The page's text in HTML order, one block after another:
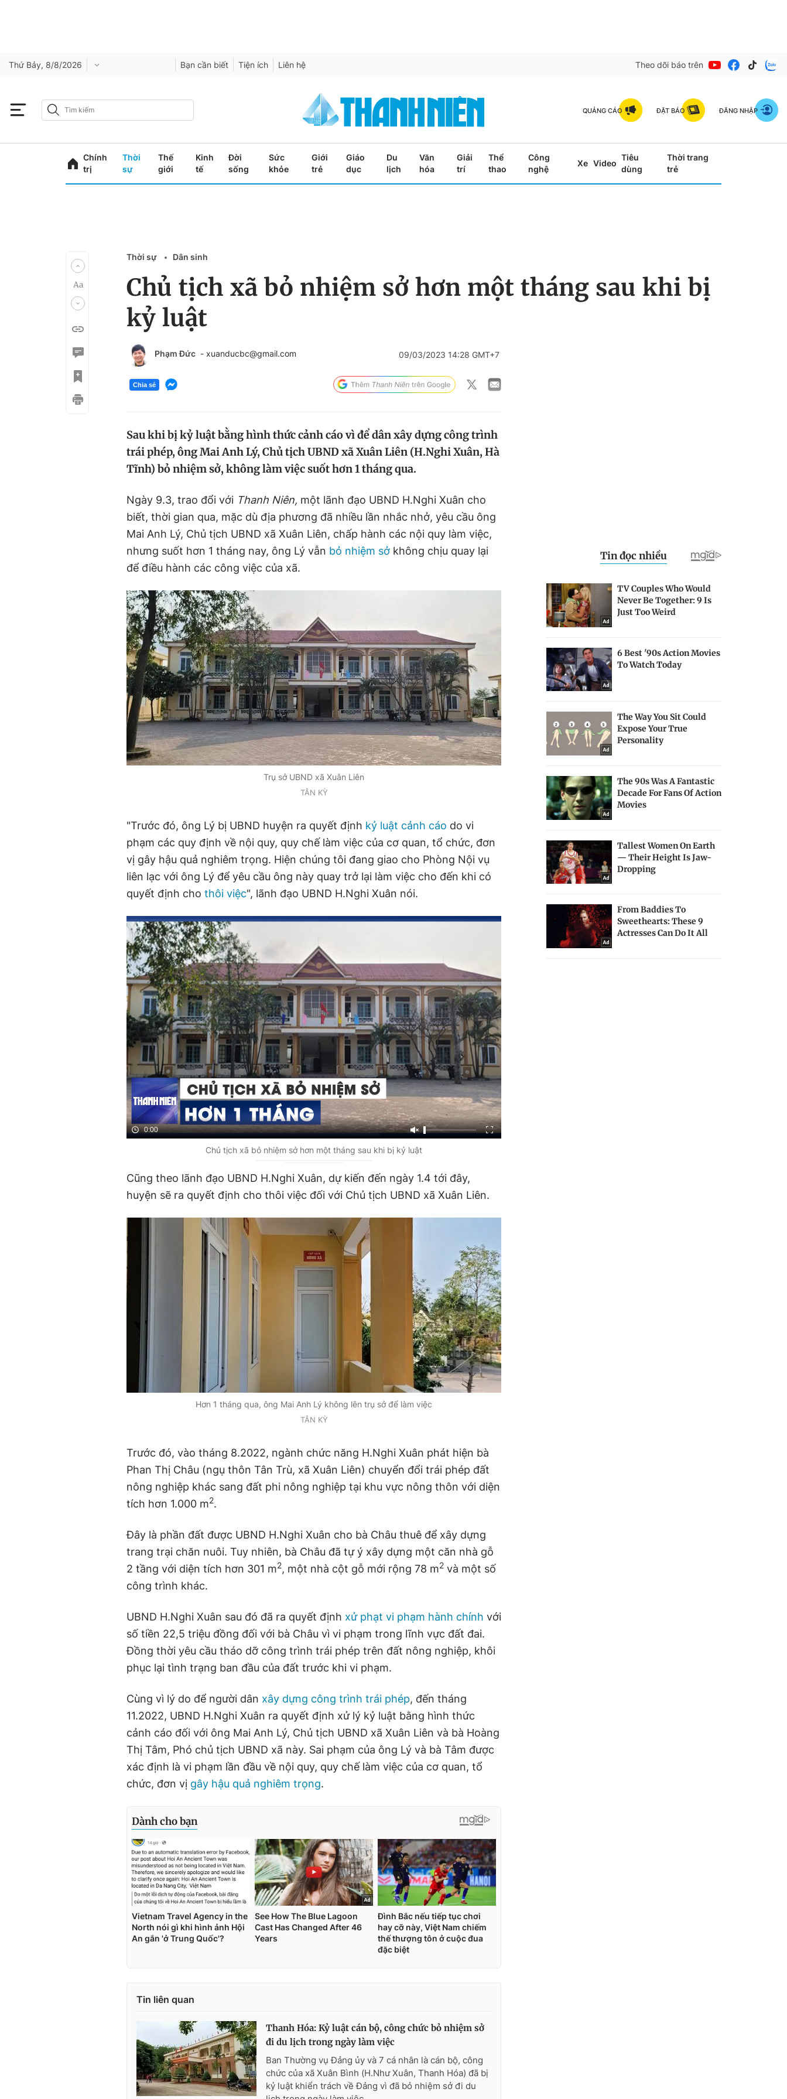
Thứ Bảy, 8/8/2026 Bạn cần biết Tiện ích Liên hệ Theo dõi báo trên
QUẢNG CÁO ĐẶT BÁO ĐĂNG NHẬP
Chính
trị
Thời
sự
Thế
giới
Kinh
tế
Đời
sống
Sức
khỏe
Giới
trẻ
Giáo
dục
Du
lịch
Văn
hóa
Giải
trí
Thể
thao
Công
nghệ
Xe Video
Tiêu
dùng
Thời trang
trẻ
Thời sự Dân sinh
Chủ tịch xã bỏ nhiệm sở hơn một tháng sau khi bị
kỷ luật
Phạm Đức - xuanducbc@gmail.com 09/03/2023 14:28 GMT+7
Chia sẻ
Sau khi bị kỷ luật bằng hình thức cảnh cáo vì để dân xây dựng công trình
trái phép, ông Mai Anh Lý, Chủ tịch UBND xã Xuân Liên (H.Nghi Xuân, Hà
Tĩnh) bỏ nhiệm sở, không làm việc suốt hơn 1 tháng qua.
Ngày 9.3, trao đổi với Thanh Niên, một lãnh đạo UBND H.Nghi Xuân cho
biết, thời gian qua, mặc dù địa phương đã nhiều lần nhắc nhở, yêu cầu ông
Mai Anh Lý, Chủ tịch UBND xã Xuân Liên, chấp hành các nội quy làm việc,
nhưng suốt hơn 1 tháng nay, ông Lý vẫn bỏ nhiệm sở không chịu quay lại
để điều hành các công việc của xã.
Trụ sở UBND xã Xuân Liên
TÂN KỲ
"Trước đó, ông Lý bị UBND huyện ra quyết định kỷ luật cảnh cáo do vi
phạm các quy định về nội quy, quy chế làm việc của cơ quan, tổ chức, đơn
vị gây hậu quả nghiêm trọng. Hiện chúng tôi đang giao cho Phòng Nội vụ
liên lạc với ông Lý để yêu cầu ông này quay trở lại làm việc cho đến khi có
quyết định cho thôi việc", lãnh đạo UBND H.Nghi Xuân nói.
0:00
Chủ tịch xã bỏ nhiệm sở hơn một tháng sau khi bị kỷ luật
Cũng theo lãnh đạo UBND H.Nghi Xuân, dự kiến đến ngày 1.4 tới đây,
huyện sẽ ra quyết định cho thôi việc đối với Chủ tịch UBND xã Xuân Liên.
Hơn 1 tháng qua, ông Mai Anh Lý không lên trụ sở để làm việc
TÂN KỲ
Trước đó, vào tháng 8.2022, ngành chức năng H.Nghi Xuân phát hiện bà
Phan Thị Châu (ngụ thôn Tân Trù, xã Xuân Liên) chuyển đổi trái phép đất
nông nghiệp khác sang đất phi nông nghiệp tại khu vực nông thôn với diện
tích hơn 1.000 m2.
Đây là phần đất được UBND H.Nghi Xuân cho bà Châu thuê để xây dựng
trang trại chăn nuôi. Tuy nhiên, bà Châu đã tự ý xây dựng một căn nhà gỗ
2 tầng với diện tích hơn 301 m2, một nhà cột gỗ mới rộng 78 m2 và một số
công trình khác.
UBND H.Nghi Xuân sau đó đã ra quyết định xử phạt vi phạm hành chính với
số tiền 22,5 triệu đồng đối với bà Châu vì vi phạm trong lĩnh vực đất đai.
Đồng thời yêu cầu tháo dỡ công trình trái phép trên đất nông nghiệp, khôi
phục lại tình trạng ban đầu của đất trước khi vi phạm.
Cùng vì lý do để người dân xây dựng công trình trái phép, đến tháng
11.2022, UBND H.Nghi Xuân ra quyết định xử lý kỷ luật bằng hình thức
cảnh cáo đối với ông Mai Anh Lý, Chủ tịch UBND xã Xuân Liên và bà Hoàng
Thị Tâm, Phó chủ tịch UBND xã này. Sai phạm của ông Lý và bà Tâm được
xác định là vi phạm lần đầu về nội quy, quy chế làm việc của cơ quan, tổ
chức, đơn vị gây hậu quả nghiêm trọng.
Tin liên quan
Thanh Hóa: Kỷ luật cán bộ, công chức bỏ nhiệm sở
đi du lịch trong ngày làm việc
Ban Thường vụ Đảng ủy và 7 cá nhân là cán bộ, công
chức của xã Xuân Bình (H.Như Xuân, Thanh Hóa) đã bị
kỷ luật khiển trách về Đảng vì đã bỏ nhiệm sở đi du